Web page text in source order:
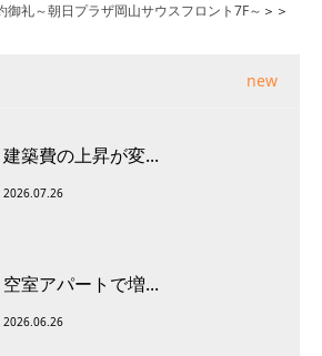
御礼～朝日プラザ岡山サウスフロント7F～ ＞＞
new
建築費の上昇が変...
2026.07.26
空室アパートで増...
2026.06.26